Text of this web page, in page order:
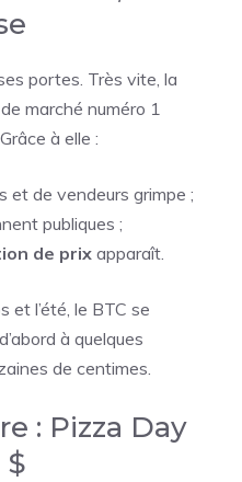
portes. Très vite, la
marché numéro 1
à elle :
et de vendeurs grimpe ;
publiques ;
de prix apparaît.
et l’été, le BTC se
à quelques
de centimes.
: Pizza Day
$